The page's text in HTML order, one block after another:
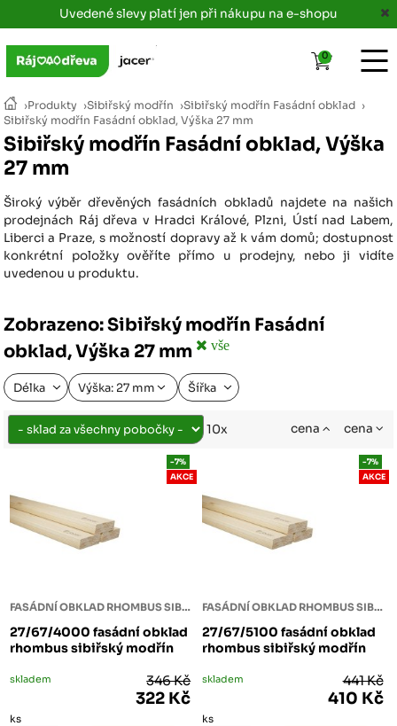
Uvedené slevy platí jen při nákupu na e-shopu
›Produkty ›Sibiřský modřín ›Sibiřský modřín Fasádní obklad ›
Sibiřský modřín Fasádní obklad, Výška 27 mm
Sibiřský modřín Fasádní obklad, Výška
27 mm
Široký výběr dřevěných fasádních obkladů najdete na našich
prodejnách Ráj dřeva v Hradci Králové, Plzni, Ústí nad Labem,
Liberci a Praze, s možností dopravy až k vám domů; dostupnost
konkrétní položky ověříte přímo u prodejny, nebo ji vidíte
uvedenou u produktu.
Zobrazeno: Sibiřský modřín Fasádní
obklad, Výška 27 mm
vše
Délka Výška: 27 mm Šířka
10x cena cena
FASÁDNÍ OBKLAD RHOMBUS SIBIŘSKÝ MODŘÍN
27/67/4000 fasádní obklad
rhombus sibiřský modřín
-7%
AKCE
skladem 346 Kč
322 Kč
ks
FASÁDNÍ OBKLAD RHOMBUS SIBIŘSKÝ MODŘÍN
27/67/5100 fasádní obklad
rhombus sibiřský modřín
-7%
AKCE
skladem 441 Kč
410 Kč
ks
0